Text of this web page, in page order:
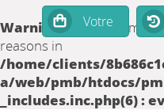
Warning: set_time_limit()
reasons in
/home/clients/
a/web/pmb/htdocs/
_includes.inc.php(6) :